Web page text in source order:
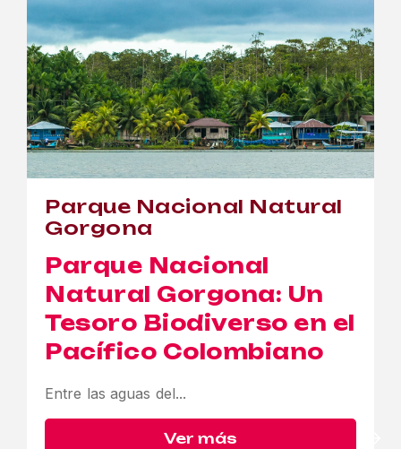
Parque Nacional Natural
Gorgona
Parque Nacional
Natural Gorgona: Un
Tesoro Biodiverso en el
Pacífico Colombiano
Entre las aguas del...
Ver más